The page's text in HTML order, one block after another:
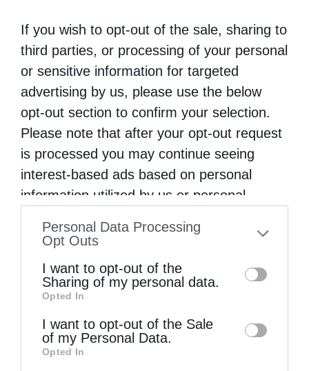
If you wish to opt-out of the sale, sharing to
third parties, or processing of your personal
or sensitive information for targeted
advertising by us, please use the below
opt-out section to confirm your selection.
Please note that after your opt-out request
is processed you may continue seeing
interest-based ads based on personal
information utilized by us or personal
to your opt-out. You may separately opt-out
information by third parties on the IAB’s list
of downstream participants. This
information may also be disclosed by us to
third parties on theIAB’s List of
Downstream Participants
Personal Data Processing
Opt Outs
I want to opt-out of the
Sharing of my personal data.
Opted In
I want to opt-out of the Sale
of my Personal Data.
Opted In